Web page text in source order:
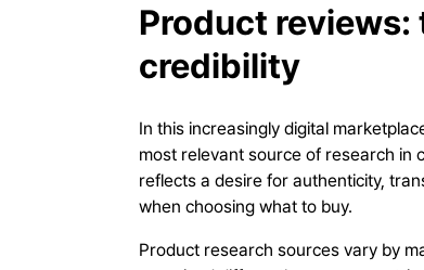
Product
credibility
In this increasingly digital
most relevant source of research in
reflects a desire for authenticity,
when choosing what to buy.
Product research sources vary by